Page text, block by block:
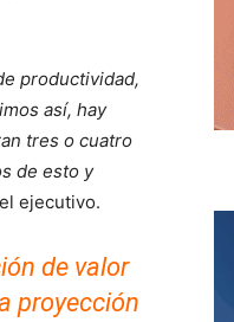
productividad,
así, hay
tres o cuatro
de esto y
ejecutivo.
de valor
proyección